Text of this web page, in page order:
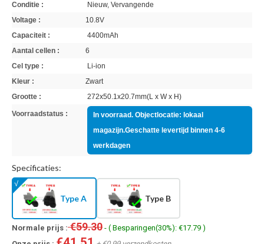
Conditie :
Nieuw, Vervangende
Voltage :
10.8V
Capaciteit :
4400mAh
Aantal cellen :
6
Cel type :
Li-ion
Kleur :
Zwart
Grootte :
272x50.1x20.7mm(L x W x H)
Voorraadstatus :
In voorraad. Objectlocatie: lokaal
magazijn.Geschatte levertijd binnen 4-6
werkdagen
Specificaties:
Type A Type B
Normale prijs :€59.30 - ( Besparingen(30%): €17.79 )